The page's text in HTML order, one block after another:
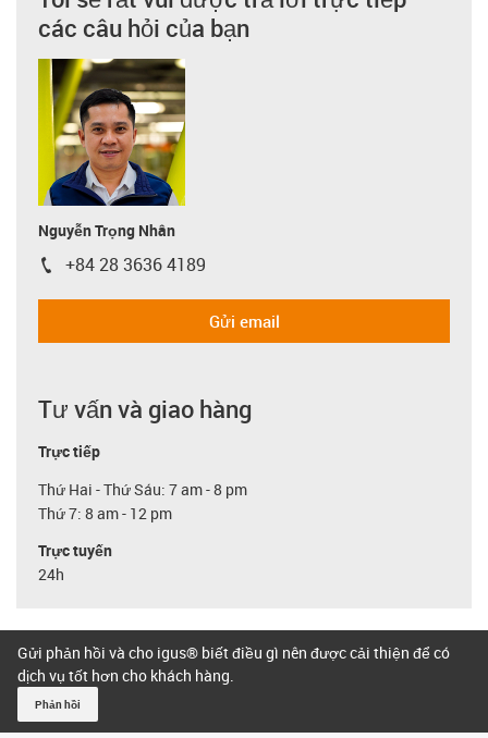
các câu hỏi của bạn
Nguyễn Trọng Nhân
igus-icon-phone
+84 28 3636 4189
Gửi email
Tư vấn và giao hàng
Trực tiếp
Thứ Hai - Thứ Sáu: 7 am - 8 pm
Thứ 7: 8 am - 12 pm
Trực tuyến
24h
Gửi phản hồi và cho igus® biết điều gì nên được cải thiện để có
dịch vụ tốt hơn cho khách hàng.
Phản hồi